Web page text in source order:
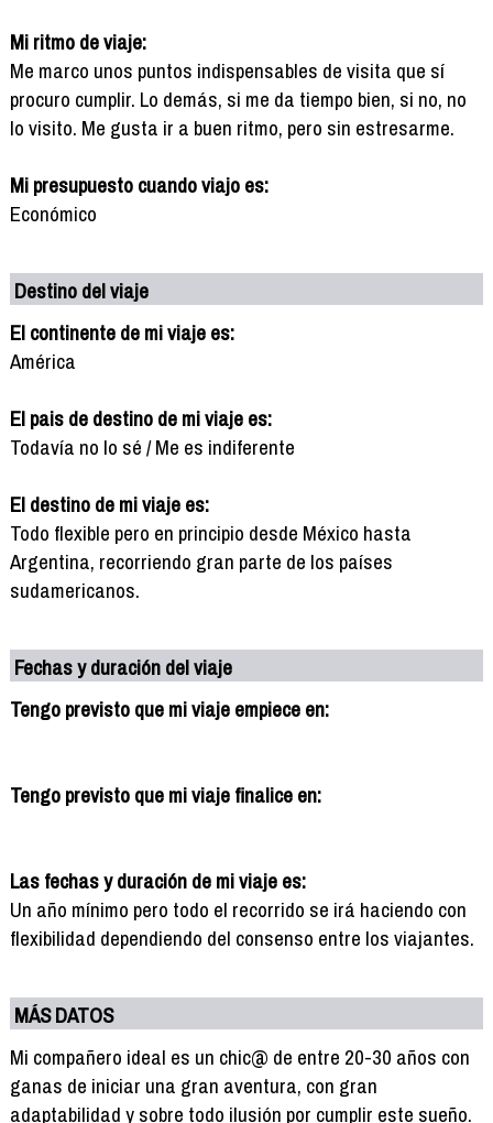
Mi ritmo de viaje:
Me marco unos puntos indispensables de visita que sí
procuro cumplir. Lo demás, si me da tiempo bien, si no, no
lo visito. Me gusta ir a buen ritmo, pero sin estresarme.
Mi presupuesto cuando viajo es:
Económico
Destino del viaje
El continente de mi viaje es:
América
El pais de destino de mi viaje es:
Todavía no lo sé / Me es indiferente
El destino de mi viaje es:
Todo flexible pero en principio desde México hasta
Argentina, recorriendo gran parte de los países
sudamericanos.
Fechas y duración del viaje
Tengo previsto que mi viaje empiece en:
Tengo previsto que mi viaje finalice en:
Las fechas y duración de mi viaje es:
Un año mínimo pero todo el recorrido se irá haciendo con
flexibilidad dependiendo del consenso entre los viajantes.
MÁS DATOS
Mi compañero ideal es un chic@ de entre 20-30 años con
ganas de iniciar una gran aventura, con gran
adaptabilidad y sobre todo ilusión por cumplir este sueño.